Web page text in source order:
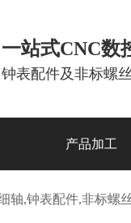
一站式CNC数
钟表配件及非标螺
产品加工
轴,钟表配件,非标螺